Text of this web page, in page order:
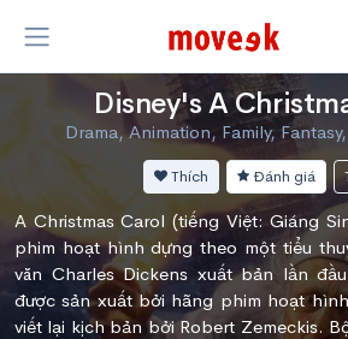
Disney's A
Drama, Animation, Family,
Thích Đánh giá
A Christmas Carol (tiếng Việt: Giáng
phim hoạt hình dựng theo một tiểu
văn Charles Dickens xuất bản lần
được sản xuất bởi hãng phim hoạt
viết lại kịch bản bởi Robert Zemeckis.